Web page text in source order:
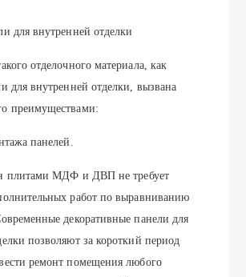
для внутренней отделки
отделочного материала, как
для внутренней отделки, вызвана
преимуществами:
панелей.
плитами МДФ и ДВП не требует
работ по выравниванию
декоративные панели для
позволяют за короткий период
ремонт помещения любого